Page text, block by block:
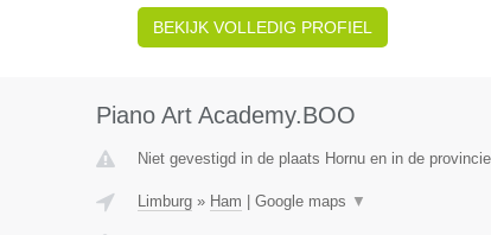
BEKIJK VOLLEDIG PROFIEL
Piano Art Academy.BOO
Niet gevestigd in de plaats Hornu en in de
Limburg» Ham Google maps ▼